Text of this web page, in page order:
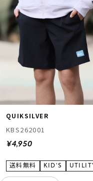
QUIKSILVER
KBS262001
¥4,950